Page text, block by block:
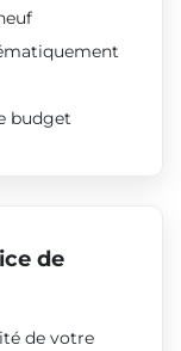
budget
de
de votre